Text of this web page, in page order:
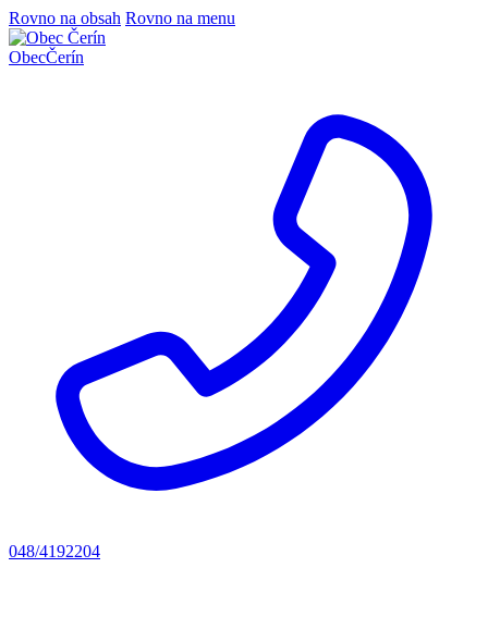
Rovno na obsah Rovno na menu
ObecČerín
048/4192204